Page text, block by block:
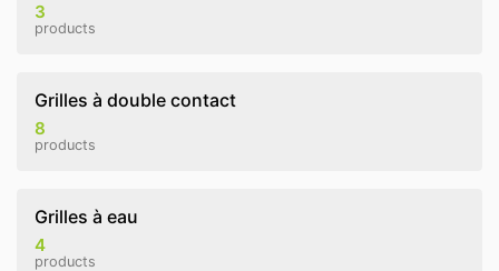
3
products
Grilles à double contact
8
products
Grilles à eau
4
products